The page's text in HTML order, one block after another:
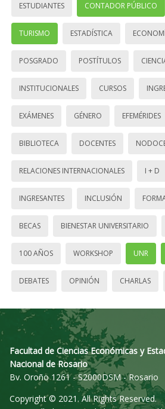
ESTUDIANTES CONTADOR PÚBLICO
TURISMO ESTADÍSTICA
POSGRADO POSTÍTULOS
INSTITUCIONALES CURSOS
EXÁMENES GÉNERO EFEMÉRIDES
BIBLIOTECA DOCENTES
RELACIONES INTERNACIONALES I + D
INGRESANTES INCLUSIÓN
BECAS BIENESTAR UNIVERSITARIO
100 AÑOS WORKSHOP UNR
DEBATES OPINIÓN CHARLAS
Facultad de Ciencias Económicas y
Nacional de Rosario
Bv. Oroño 1261 - S2000DSM - Rosario
Copyright © 2021. All Rights Reserved.